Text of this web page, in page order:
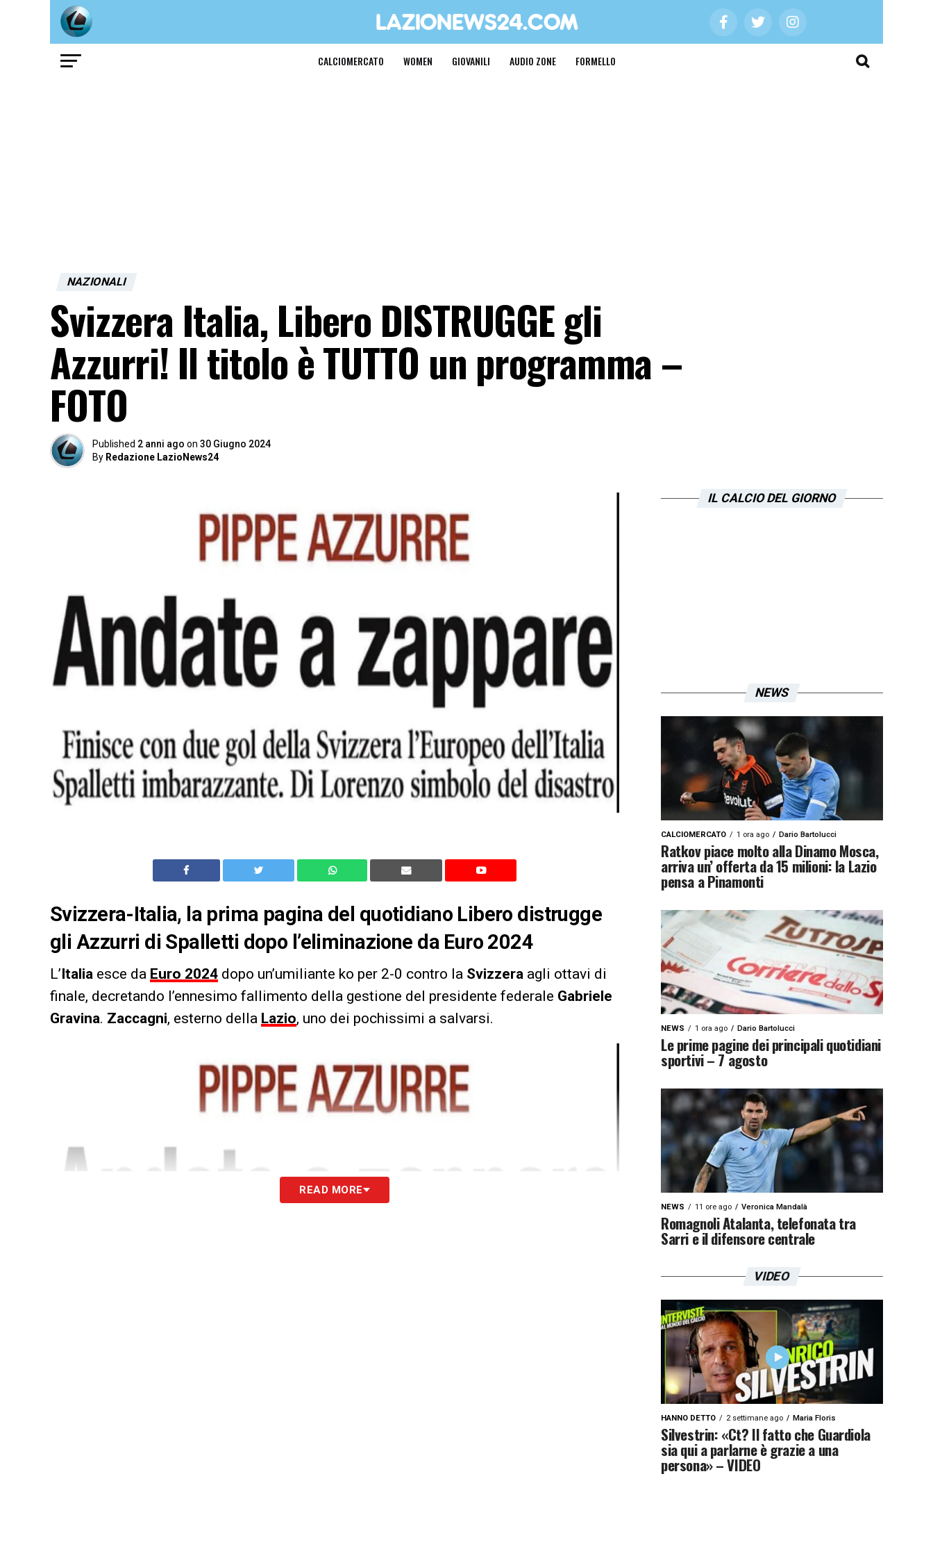
CALCIOMERCATO WOMEN GIOVANILI AUDIO ZONE FORMELLO
NAZIONALI
Svizzera Italia, Libero DISTRUGGE gli
Azzurri! Il titolo è TUTTO un programma –
FOTO
Published 2 anni ago on 30 Giugno 2024
By Redazione LazioNews24
Svizzera-Italia, la prima pagina del quotidiano Libero distrugge
gli Azzurri di Spalletti dopo l’eliminazione da Euro 2024
L’Italia esce da Euro 2024 dopo un’umiliante ko per 2-0 contro la Svizzera agli ottavi di
finale, decretando l’ennesimo fallimento della gestione del presidente federale Gabriele
Gravina. Zaccagni, esterno della Lazio, uno dei pochissimi a salvarsi.
READ MORE
IL CALCIO DEL GIORNO
NEWS
CALCIOMERCATO 1 ora ago Dario Bartolucci
Ratkov piace molto alla Dinamo Mosca,
arriva un’ offerta da 15 milioni: la Lazio
pensa a Pinamonti
NEWS 1 ora ago Dario Bartolucci
Le prime pagine dei principali quotidiani
sportivi – 7 agosto
NEWS 11 ore ago Veronica Mandalà
Romagnoli Atalanta, telefonata tra
Sarri e il difensore centrale
VIDEO
HANNO DETTO 2 settimane ago Maria Floris
Silvestrin: «Ct? Il fatto che Guardiola
sia qui a parlarne è grazie a una
persona» – VIDEO